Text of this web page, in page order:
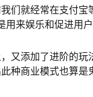
们就经常在支付
来娱乐和促进用户
又添加了进阶的
种商业模式也算是